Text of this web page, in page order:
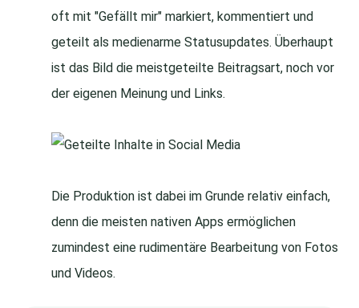
oft mit "Gefällt mir" markiert, kommentiert und
geteilt als medienarme Statusupdates. Überhaupt
ist das Bild die meistgeteilte Beitragsart, noch vor
der eigenen Meinung und Links.
Die Produktion ist dabei im Grunde relativ einfach,
denn die meisten nativen Apps ermöglichen
zumindest eine rudimentäre Bearbeitung von Fotos
und Videos.